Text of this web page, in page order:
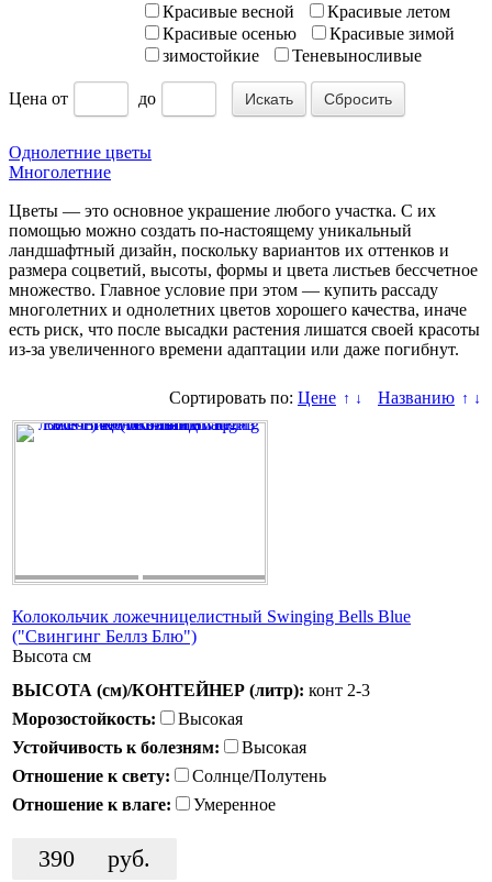
Красивые весной
Красивые летом
Красивые осенью
Красивые зимой
зимостойкие
Теневыносливые
Цена от до Сбросить
Однолетние цветы
Многолетние
Цветы — это основное украшение любого участка. С их
помощью можно создать по-настоящему уникальный
ландшафтный дизайн, поскольку вариантов их оттенков и
размера соцветий, высоты, формы и цвета листьев бессчетное
множество. Главное условие при этом — купить рассаду
многолетних и однолетних цветов хорошего качества, иначе
есть риск, что после высадки растения лишатся своей красоты
из-за увеличенного времени адаптации или даже погибнут.
Сортировать по: Цене ↑ ↓ Названию ↑ ↓
Колокольчик ложечницелистный Swinging Bells Blue
("Свингинг Беллз Блю")
Высота см
ВЫСОТА (см)/КОНТЕЙНЕР (литр): конт 2-3
Морозостойкость:
Высокая
Устойчивость к болезням:
Высокая
Отношение к свету:
Солнце/Полутень
Отношение к влаге:
Умеренное
390 руб.